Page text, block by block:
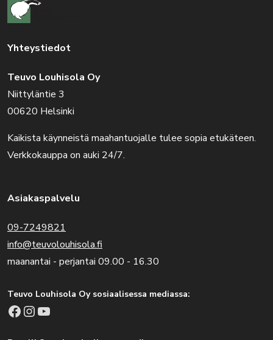
Yhteystiedot
Teuvo Louhisola Oy
Niittyläntie 3
00620 Helsinki
Kaikista käynneistä maahantuojalle tulee sopia etukäteen.
Verkkokauppa on auki 24/7.
Asiakaspalvelu
09-7249821
info@teuvolouhisola.fi
maanantai - perjantai 09.00 - 16.30
Teuvo Louhisola Oy sosiaalisessa mediassa:
Facebook Instagram YouTube